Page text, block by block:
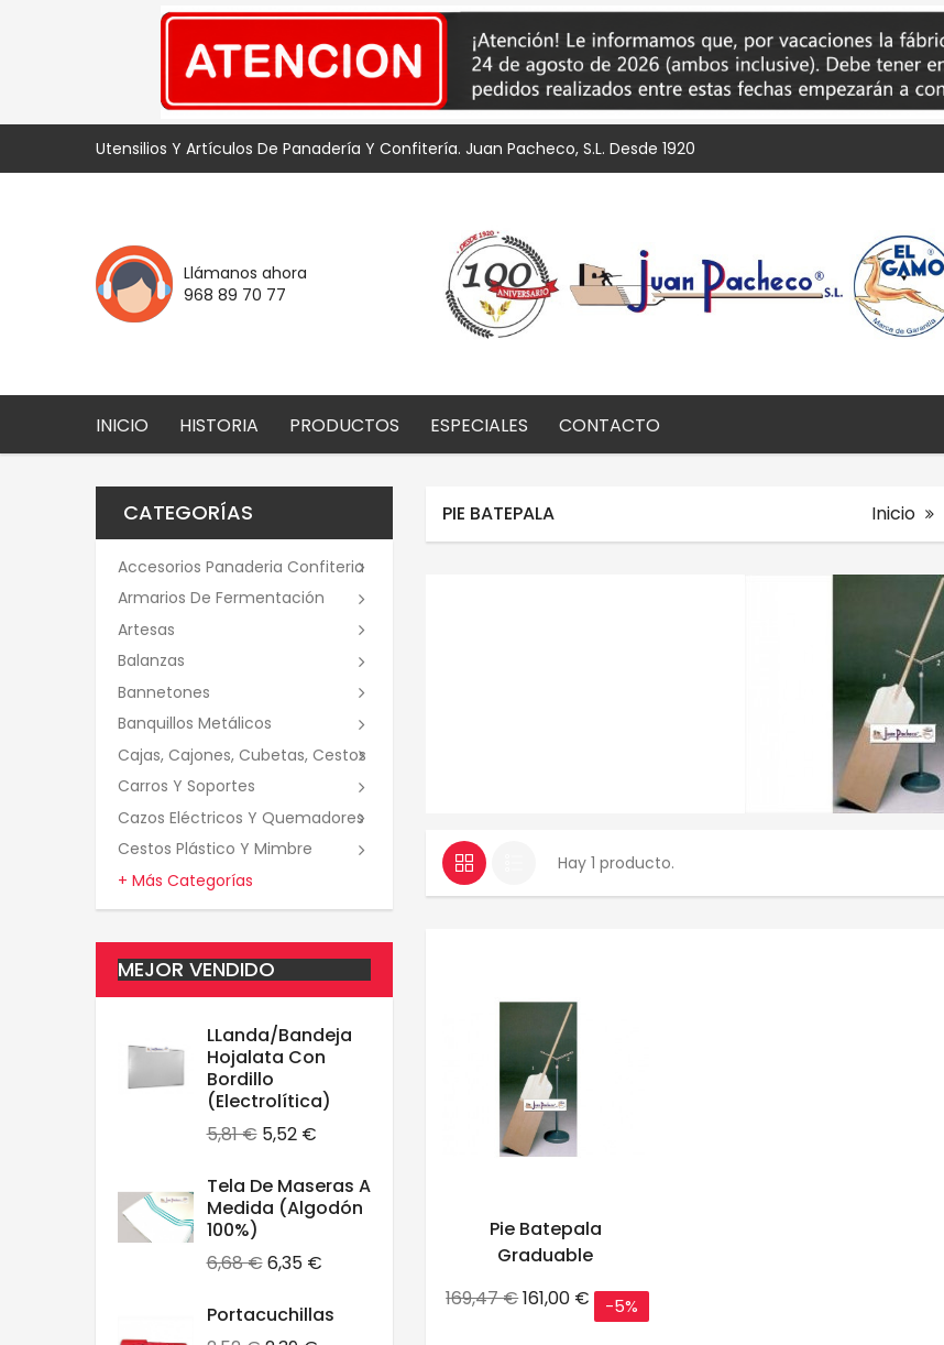
Utensilios Y Artículos De Panadería Y Confitería. Juan Pacheco, S.L. Desde 1920
Llámanos ahora
968 89 70 77
INICIO HISTORIA PRODUCTOS ESPECIALES CONTACTO
CATEGORÍAS
Accesorios Panaderia Confiteria
Armarios De Fermentación
Artesas
Balanzas
Bannetones
Banquillos Metálicos
Cajas, Cajones, Cubetas, Cestos
Carros Y Soportes
Cazos Eléctricos Y Quemadores
Cestos Plástico Y Mimbre
+ Más Categorías
MEJOR VENDIDO
LLanda/Bandeja
Hojalata Con
Bordillo
(electrolítica)
Precio
5,81 € Precio
5,52 €
Tela De Maseras A
Medida (algodón
100%)
Precio
6,68 €Precio
6,35 €
Portacuchillas
PIE BATEPALA Inicio
Hay 1 producto.
Pie Batepala
Graduable
Precio
169,47 €Precio
161,00 € -5%